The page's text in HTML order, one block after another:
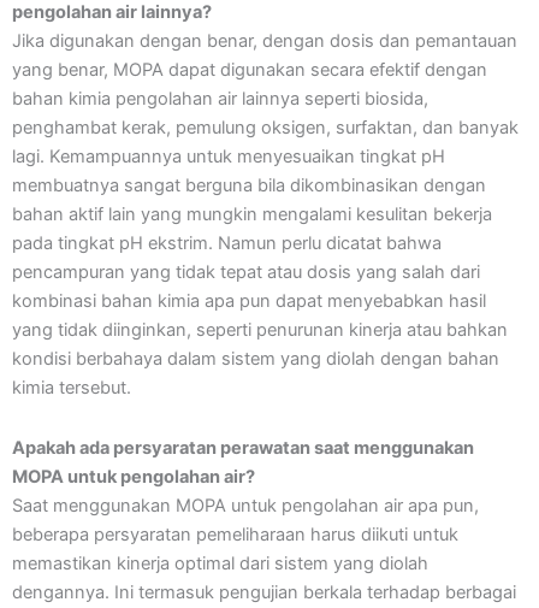
pengolahan air lainnya?
Jika digunakan dengan benar, dengan dosis dan pemantauan
yang benar, MOPA dapat digunakan secara efektif dengan
bahan kimia pengolahan air lainnya seperti biosida,
penghambat kerak, pemulung oksigen, surfaktan, dan banyak
lagi. Kemampuannya untuk menyesuaikan tingkat pH
membuatnya sangat berguna bila dikombinasikan dengan
bahan aktif lain yang mungkin mengalami kesulitan bekerja
pada tingkat pH ekstrim. Namun perlu dicatat bahwa
pencampuran yang tidak tepat atau dosis yang salah dari
kombinasi bahan kimia apa pun dapat menyebabkan hasil
yang tidak diinginkan, seperti penurunan kinerja atau bahkan
kondisi berbahaya dalam sistem yang diolah dengan bahan
kimia tersebut.
Apakah ada persyaratan perawatan saat menggunakan
MOPA untuk pengolahan air?
Saat menggunakan MOPA untuk pengolahan air apa pun,
beberapa persyaratan pemeliharaan harus diikuti untuk
memastikan kinerja optimal dari sistem yang diolah
dengannya. Ini termasuk pengujian berkala terhadap berbagai